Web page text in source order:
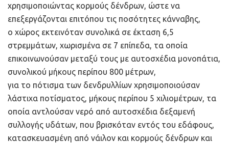
χρησιμοποιώντας κορμούς δένδρων, ώστε να
επεξεργάζονται επιτόπου τις ποσότητες κάνναβης,
ο χώρος εκτεινόταν συνολικά σε έκταση 6,5
στρεμμάτων, χωρισμένα σε 7 επίπεδα, τα οποία
επικοινωνούσαν μεταξύ τους με αυτοσχέδια μονοπάτια,
συνολικού μήκους περίπου 800 μέτρων,
για το πότισμα των δενδρυλλίων χρησιμοποιούσαν
λάστιχα ποτίσματος, μήκους περίπου 5 χιλιομέτρων, τα
οποία αντλούσαν νερό από αυτοσχέδια δεξαμενή
συλλογής υδάτων, που βρισκόταν εντός του εδάφους,
κατασκευασμένη από νάιλον και κορμούς δένδρων και